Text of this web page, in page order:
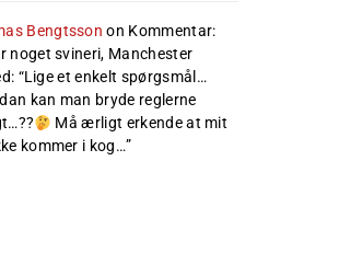
Bengtsson on Kommentar:
noget svineri, Manchester
: “Lige et enkelt spørgsmål…
kan man bryde reglerne
Må ærligt erkende at mit
kommer i kog…”